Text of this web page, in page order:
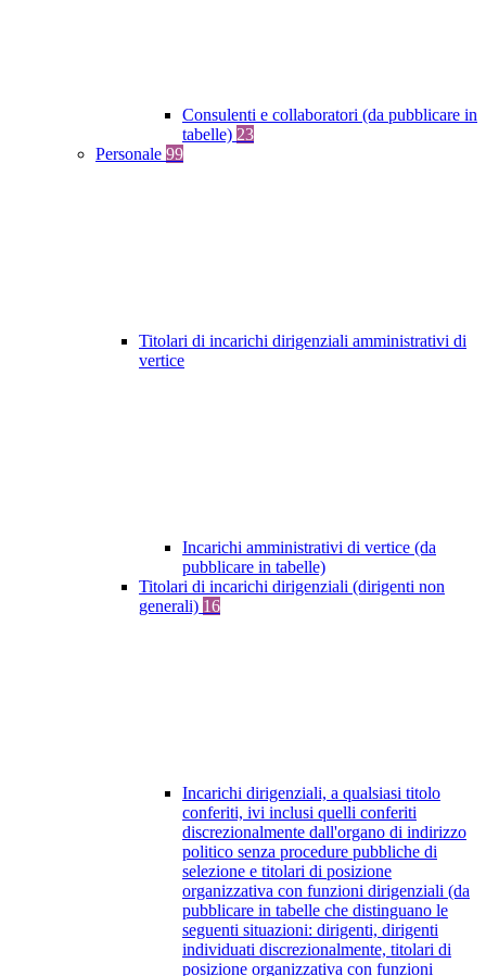
Consulenti e collaboratori (da pubblicare in
tabelle) 23
Personale 99
Titolari di incarichi dirigenziali amministrativi di
vertice
Incarichi amministrativi di vertice (da
pubblicare in tabelle)
Titolari di incarichi dirigenziali (dirigenti non
generali) 16
Incarichi dirigenziali, a qualsiasi titolo
conferiti, ivi inclusi quelli conferiti
discrezionalmente dall'organo di indirizzo
politico senza procedure pubbliche di
selezione e titolari di posizione
organizzativa con funzioni dirigenziali (da
pubblicare in tabelle che distinguano le
seguenti situazioni: dirigenti, dirigenti
individuati discrezionalmente, titolari di
posizione organizzativa con funzioni